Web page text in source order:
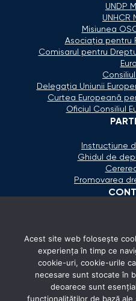
UNDP
UNHCR
Misiunea
Asociaţia pentru
Comisarul pentru
Delegaţia Uniunii
Curtea Europeană
Oficiul Consiliul
Instrucțiune
Ghidul de
Promovarea
Strada Calea
Luni -
Acest site web folosește
experiența în timp ce
cookie-uri, cookie-urile
necesare sunt stocate în
deoarece sunt
funcționalităților de bază